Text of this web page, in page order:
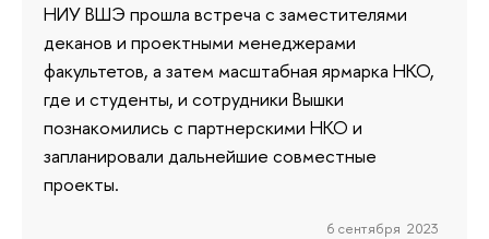
НИУ ВШЭ прошла встреча с заместителями
деканов и проектными менеджерами
факультетов, а затем масштабная ярмарка НКО,
где и студенты, и сотрудники Вышки
познакомились с партнерскими НКО и
запланировали дальнейшие совместные
проекты.
6 сентября 2023